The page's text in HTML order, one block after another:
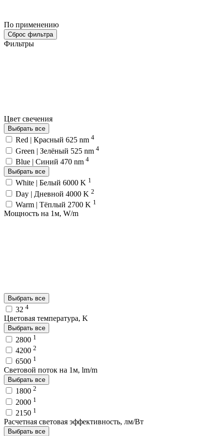
По применению
Сброс фильтра
Фильтры
Цвет свечения
Выбрать все
Red | Красный 625 nm 4
Green | Зелёный 525 nm 4
Blue | Синий 470 nm 4
Выбрать все
White | Белый 6000 K 1
Day | Дневной 4000 K 2
Warm | Тёплый 2700 K 1
Мощность на 1м, W/m
Выбрать все
32 4
Цветовая температура, K
Выбрать все
2800 1
4200 2
6500 1
Световой поток на 1м, lm/m
Выбрать все
1800 2
2000 1
2150 1
Расчетная световая эффективность, лм/Вт
Выбрать все